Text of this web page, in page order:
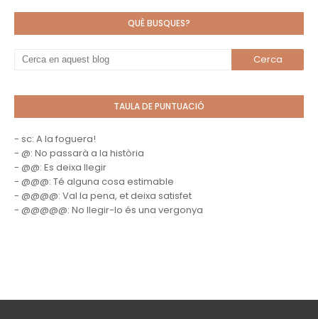
QUÈ BUSQUES?
TAULA DE PUNTUACIÓ
- sc: A la foguera!
- @: No passarà a la història
- @@: Es deixa llegir
- @@@: Té alguna cosa estimable
- @@@@: Val la pena, et deixa satisfet
- @@@@@: No llegir-lo és una vergonya